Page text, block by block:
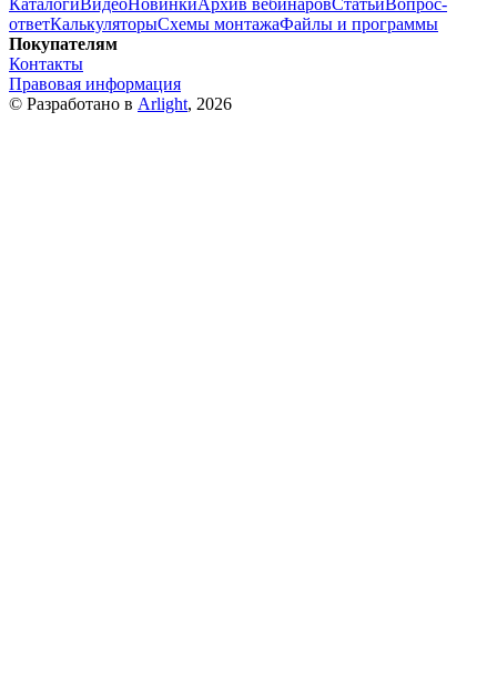
Каталоги ВидеоНовинкиАрхив вебинаровСтатьи Вопрос-
ответКалькуляторыСхемы монтажаФайлы и программы
Покупателям
Контакты
Правовая информация
© Разработано в Arlight, 2026